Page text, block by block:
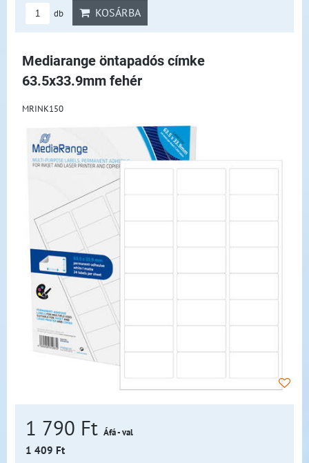
db KOSÁRBA
Mediarange öntapadós címke
63.5x33.9mm fehér
MRINK150
1 790 Ft Áfá - val
1 409 Ft